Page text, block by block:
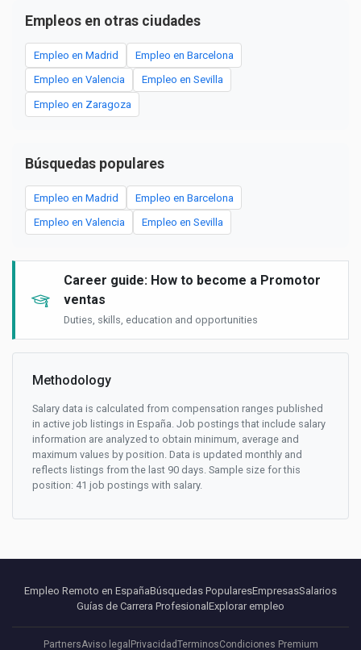
Empleos en otras ciudades
Empleo en Madrid Empleo en Barcelona
Empleo en Valencia Empleo en Sevilla
Empleo en Zaragoza
Búsquedas populares
Empleo en Madrid Empleo en Barcelona
Empleo en Valencia Empleo en Sevilla
Career guide: How to become a Promotor
ventas
Duties, skills, education and opportunities
Methodology
Salary data is calculated from compensation ranges published
in active job listings in España. Job postings that include salary
information are analyzed to obtain minimum, average and
maximum values by position. Data is updated monthly and
reflects listings from the last 90 days. Sample size for this
position: 41 job postings with salary.
Empleo Remoto en EspañaBúsquedas PopularesEmpresasSalarios
Guías de Carrera Profesional Explorar empleo
PartnersAviso legal PrivacidadTerminosCondiciones Premium